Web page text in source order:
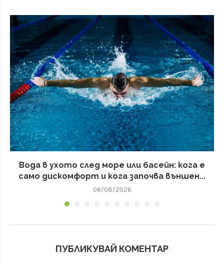
Вода в ухото след море или басейн: кога е
само дискомфорт и кога започва външен...
06/08/2026
ПУБЛИКУВАЙ КОМЕНТАР